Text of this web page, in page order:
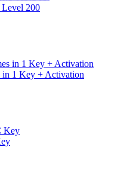
200
in 1 Key + Activation